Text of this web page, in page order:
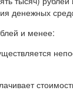
денежных
и менее: